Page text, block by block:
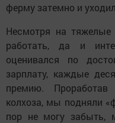
ферму затемно и
Несмотря на
работать, да и
оценивался по
зарплату, каждые
премию.
колхоза, мы подняли
пор не могу забыть,